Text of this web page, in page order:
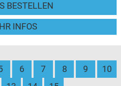
BESTELLEN
INFOS
6 7 8 9
10